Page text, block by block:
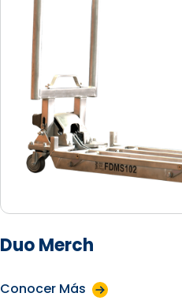
Duo Merch
Conocer Más